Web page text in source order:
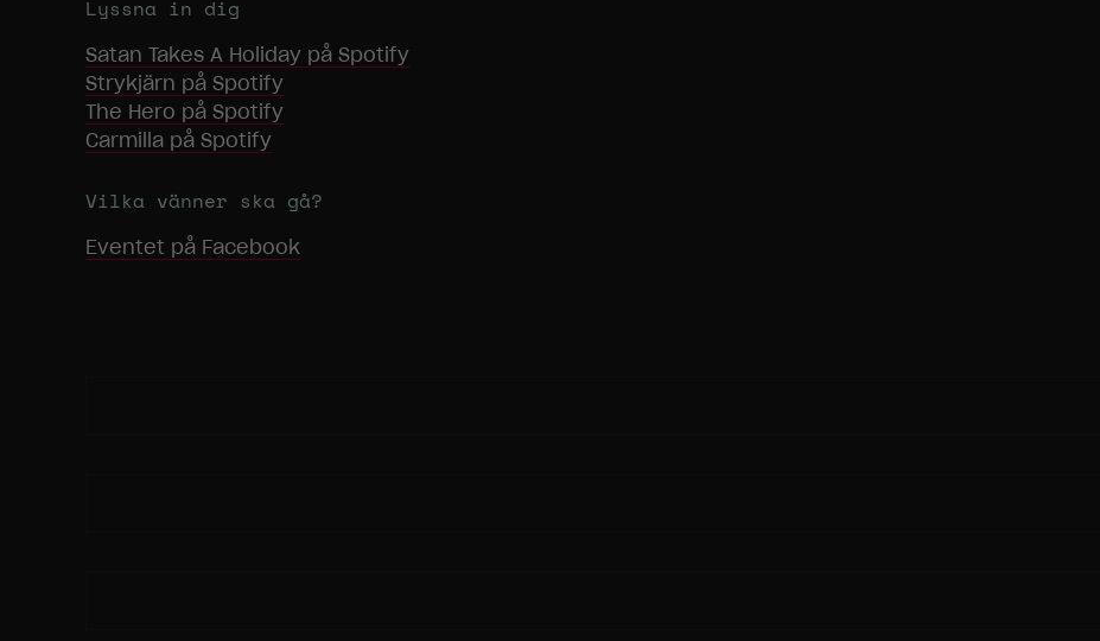
Lyssna in dig
Satan Takes A Holiday på Spotify
Strykjärn på Spotify
The Hero på Spotify
Carmilla på Spotify
Vilka vänner ska gå?
Eventet på Facebook